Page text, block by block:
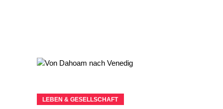
LEBEN & GESELLSCHAFT